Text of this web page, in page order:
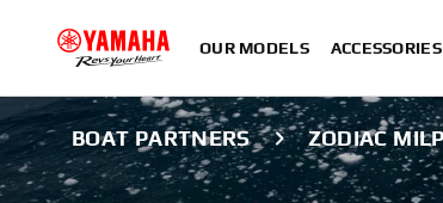
OUR MODELS ACCESSORIES
BOAT PARTNERS ZODIAC